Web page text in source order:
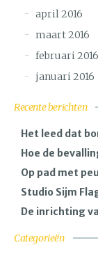
april 2016
maart 2016
februari 2016
januari 2016
Recente berichten
Het leed dat
Hoe de
Op pad met
Studio Sijm
De inrichting
Categorieën